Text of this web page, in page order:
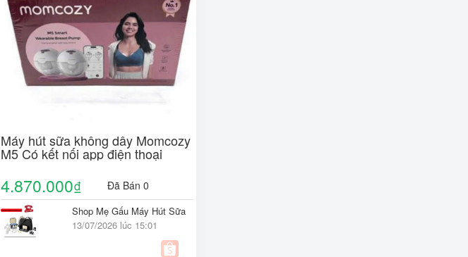
Máy hút sữa không dây Momcozy
M5 Có kết nối app điện thoại
4.870.000₫ Đã Bán 0
Shop Mẹ Gấu Máy Hút Sữa
13/07/2026 lúc 15:01